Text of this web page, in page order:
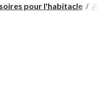
pour l'habitacle